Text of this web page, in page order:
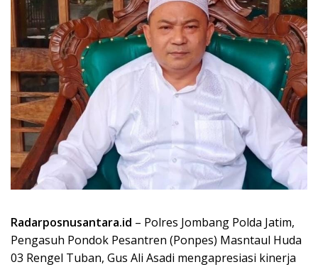
Radarposnusantara.id – Polres Jombang Polda Jatim,
Pengasuh Pondok Pesantren (Ponpes) Masntaul Huda
03 Rengel Tuban, Gus Ali Asadi mengapresiasi kinerja